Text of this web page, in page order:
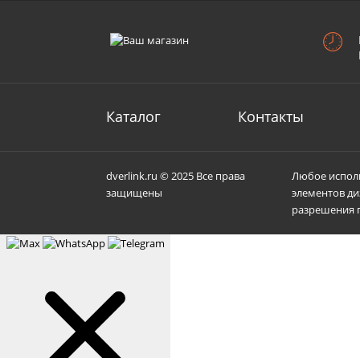
Каталог Контакты
dverlink.ru © 2025 Все права
защищены
Любое
элементов
разрешения